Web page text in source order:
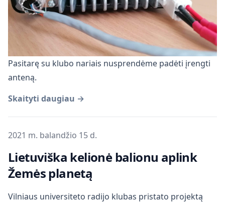
Pasitarę su klubo nariais nusprendėme padėti įrengti
anteną.
Skaityti daugiau →
Publikuota
2021 m. balandžio 15 d.
Lietuviška kelionė balionu aplink
Žemės planetą
Vilniaus universiteto radijo klubas pristato projektą